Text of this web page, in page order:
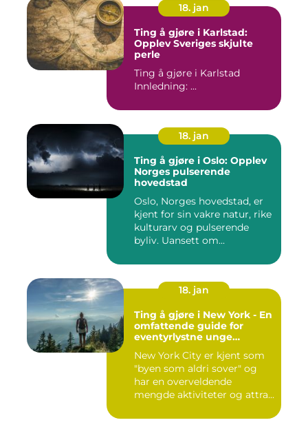
18. jan
Ting å gjøre i Karlstad:
Opplev Sveriges skjulte
perle
Ting å gjøre i Karlstad
Innledning: ...
18. jan
Ting å gjøre i Oslo: Opplev
Norges pulserende
hovedstad
Oslo, Norges hovedstad, er
kjent for sin vakre natur, rike
kulturarv og pulserende
byliv. Uansett om...
18. jan
Ting å gjøre i New York - En
omfattende guide for
eventyrlystne unge
New York City er kjent som
"byen som aldri sover" og
har en overveldende
mengde aktiviteter og attra...